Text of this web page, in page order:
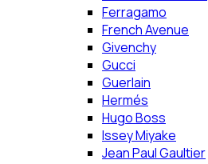
Ferragamo
French Avenue
Givenchy
Gucci
Guerlain
Hermés
Hugo Boss
Issey Miyake
Jean Paul Gaultier